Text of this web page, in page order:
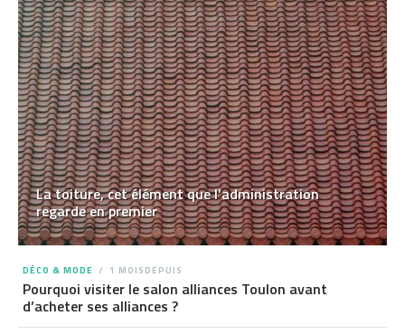
La toiture, cet élément que l’administration
regarde en premier
DÉCO & MODE 1 MOISDEPUIS
Pourquoi visiter le salon alliances Toulon avant
d’acheter ses alliances ?